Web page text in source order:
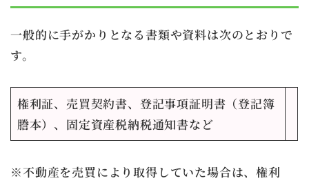
一般的に手がかりとなる書類や資料は次のとおりで
す。
権利証、売買契約書、登記事項証明書（登記簿
謄本）、固定資産税納税通知書など
※不動産を売買により取得していた場合は、権利